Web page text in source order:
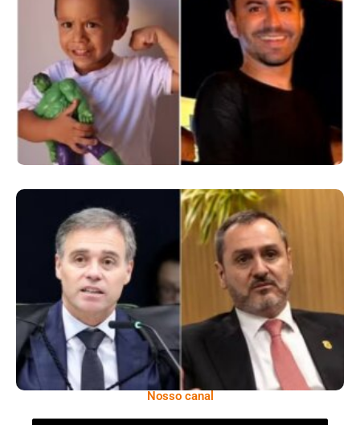
Comoção Marca Despedida De Menino De 3
Anos E Reacende Debate Sobre Proteção À
Infância
Superintendentes Da Polícia Federal
Manifestam Apoio Ao Diretor-Geral Em
Meio A Tensão Com O STF
Nosso canal